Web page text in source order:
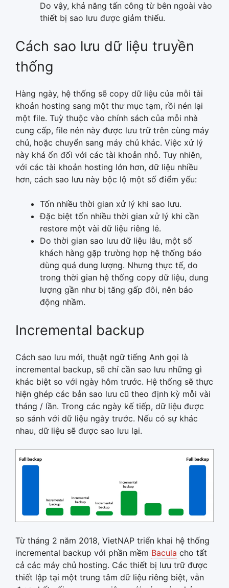
Do vậy, khả năng tấn công từ bên ngoài vào
thiết bị sao lưu được giảm thiểu.
Cách sao lưu dữ liệu truyền
thống
Hàng ngày, hệ thống sẽ copy dữ liệu của mỗi tài
khoản hosting sang một thư mục tạm, rồi nén lại
một file. Tuỳ thuộc vào chính sách của mỗi nhà
cung cấp, file nén này được lưu trữ trên cùng máy
chủ, hoặc chuyển sang máy chủ khác. Việc xử lý
này khá ổn đối với các tài khoản nhỏ. Tuy nhiên,
với các tài khoản hosting lớn hơn, dữ liệu nhiều
hơn, cách sao lưu này bộc lộ một số điểm yếu:
Tốn nhiều thời gian xử lý khi sao lưu.
Đặc biệt tốn nhiều thời gian xử lý khi cần
restore một vài dữ liệu riêng lẻ.
Do thời gian sao lưu dữ liệu lâu, một số
khách hàng gặp trường hợp hệ thống báo
dùng quá dung lượng. Nhưng thực tế, do
trong thời gian hệ thống copy dữ liệu, dung
lượng gần như bị tăng gấp đôi, nên báo
động nhầm.
Incremental backup
Cách sao lưu mới, thuật ngữ tiếng Anh gọi là
incremental backup, sẽ chỉ cần sao lưu những gì
khác biệt so với ngày hôm trước. Hệ thống sẽ thực
hiện ghép các bản sao lưu cũ theo định kỳ mỗi vài
tháng / lần. Trong các ngày kế tiếp, dữ liệu được
so sánh với dữ liệu ngày trước. Nếu có sự khác
nhau, dữ liệu sẽ được sao lưu lại.
Từ tháng 2 năm 2018, VietNAP triển khai hệ thống
incremental backup với phần mềm Bacula cho tất
cả các máy chủ hosting. Các thiết bị lưu trữ được
thiết lập tại một trung tâm dữ liệu riêng biệt, vẫn